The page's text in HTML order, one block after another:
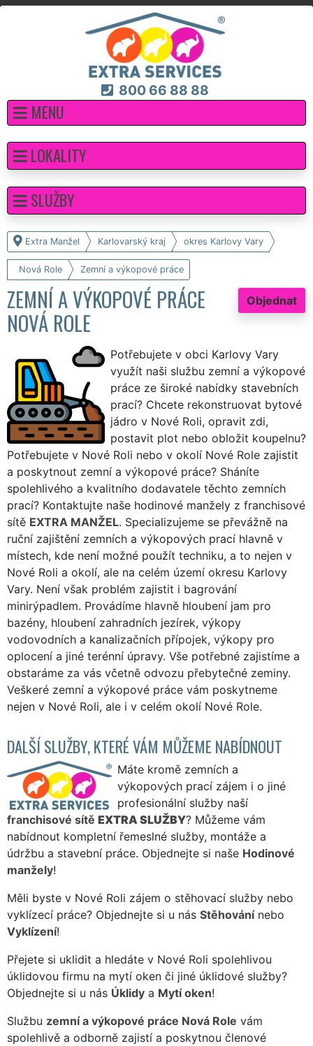
800 66 88 88
MENU
Extra Manžel Karlovarský kraj okres Karlovy Vary
Nová Role Zemní a výkopové práce
Objednat
ZEMNÍ A VÝKOPOVÉ PRÁCE
NOVÁ ROLE
Potřebujete v obci Karlovy Vary
využít naši službu zemní a výkopové
práce ze široké nabídky stavebních
prací? Chcete rekonstruovat bytové
jádro v Nové Roli, opravit zdi,
postavit plot nebo obložit koupelnu?
Potřebujete v Nové Roli nebo v okolí Nové Role zajistit
a poskytnout zemní a výkopové práce? Sháníte
spolehlivého a kvalitního dodavatele těchto zemních
prací? Kontaktujte naše hodinové manžely z franchisové
sítě EXTRA MANŽEL. Specializujeme se převážně na
ruční zajištění zemních a výkopových prací hlavně v
místech, kde není možné použít techniku, a to nejen v
Nové Roli a okolí, ale na celém území okresu Karlovy
Vary. Není však problém zajistit i bagrování
minirýpadlem. Provádíme hlavně hloubení jam pro
bazény, hloubení zahradních jezírek, výkopy
vodovodních a kanalizačních přípojek, výkopy pro
oplocení a jiné terénní úpravy. Vše potřebné zajistíme a
obstaráme za vás včetně odvozu přebytečné zeminy.
Veškeré zemní a výkopové práce vám poskytneme
nejen v Nové Roli, ale i v celém okolí Nové Role.
DALŠÍ SLUŽBY, KTERÉ VÁM MŮŽEME NABÍDNOUT
Máte kromě zemních a
výkopových prací zájem i o jiné
profesionální služby naší
franchisové sítě EXTRA SLUŽBY? Můžeme vám
nabídnout kompletní řemeslné služby, montáže a
údržbu a stavební práce. Objednejte si naše Hodinové
manžely!
Měli byste v Nové Roli zájem o stěhovací služby nebo
vyklízecí práce? Objednejte si u nás Stěhovánínebo
Vyklízení!
Přejete si uklidit a hledáte v Nové Roli spolehlivou
úklidovou firmu na mytí oken či jiné úklidové služby?
Objednejte si u nás Úklidy a Mytí oken!
Službu zemní a výkopové práce Nová Role vám
spolehlivě a odborně zajistí a poskytnou členové
LOKALITY
SLUŽBY